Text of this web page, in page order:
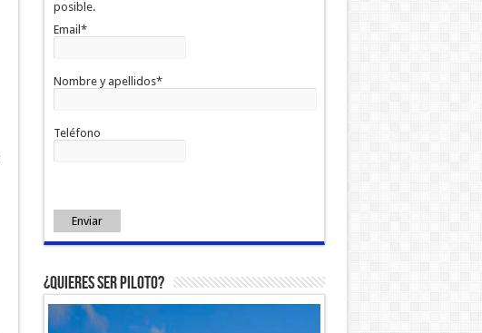
posible.
Email*
Nombre y apellidos*
Teléfono
Enviar
¿Quieres ser piloto?